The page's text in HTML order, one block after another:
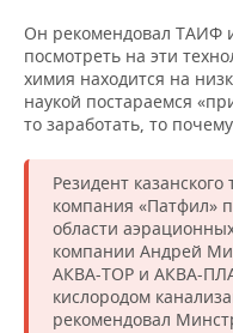
Он рекомендовал ТАИФ
посмотреть на эти
химия находится на
наукой постараемся
то заработать, то
Резидент
компания «Патфил»
области
компании Андрей
АКВА-ТОР и АКВА-
кислородом
рекомендовал